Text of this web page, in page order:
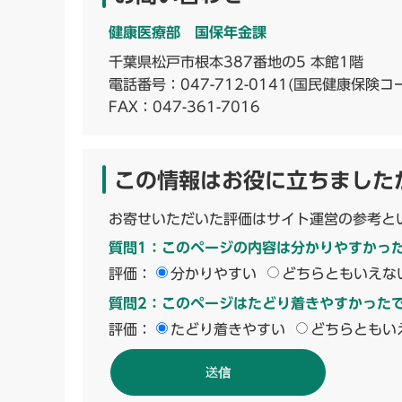
健康医療部 国保年金課
千葉県松戸市根本387番地の5 本館1階
電話番号： 047-712-0141 (国民健康保険
FAX：047-361-7016
この情報はお役に立ちました
お寄せいただいた評価はサイト運営の参考と
質問1：このページの内容は分かりやすかっ
評価：
分かりやすい どちらともいえな
質問2：このページはたどり着きやすかった
評価：
たどり着きやすい どちらともい